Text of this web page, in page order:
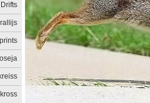
Drifts